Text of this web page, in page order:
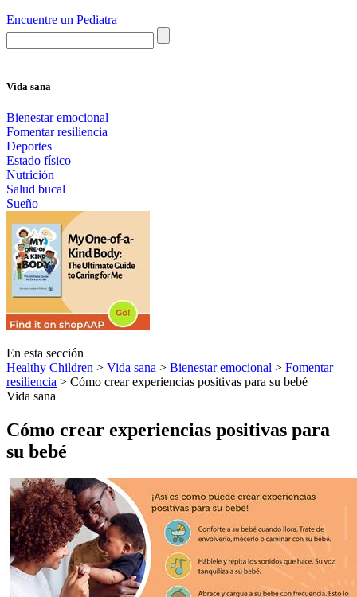
Encuentre un Pediatra
Vida sana
Bienestar emocional
Fomentar resiliencia
Deportes
Estado físico
Nutrición
Salud bucal
Sueño
En esta sección
Healthy Children > Vida sana > Bienestar emocional > Fomentar
resiliencia > Cómo crear experiencias positivas para su bebé
Vida sana
Cómo crear experiencias positivas para
su bebé